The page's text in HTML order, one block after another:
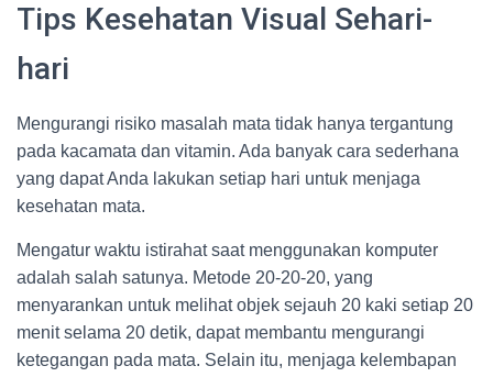
Tips Kesehatan Visual Sehari-
hari
Mengurangi risiko masalah mata tidak hanya tergantung
pada kacamata dan vitamin. Ada banyak cara sederhana
yang dapat Anda lakukan setiap hari untuk menjaga
kesehatan mata.
Mengatur waktu istirahat saat menggunakan komputer
adalah salah satunya. Metode 20-20-20, yang
menyarankan untuk melihat objek sejauh 20 kaki setiap 20
menit selama 20 detik, dapat membantu mengurangi
ketegangan pada mata. Selain itu, menjaga kelembapan